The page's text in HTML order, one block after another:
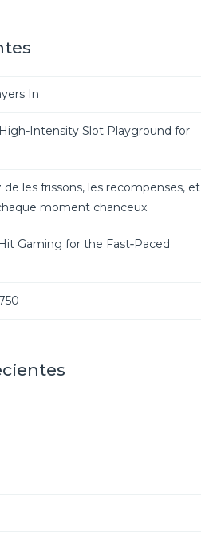
In
Slot Playground for
les frissons, les recompenses, et
moment chanceux
Gaming for the Fast‑Paced